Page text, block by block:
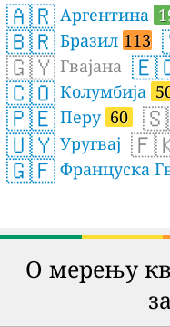
🇦🇷 Аргентина
🇧🇷 Бразил 113
🇬🇾 Гвајана
🇨🇴 Колумбија
🇵🇪 Перу 60
🇺🇾 Уругвај
🇬🇫 Француска
О мерењу